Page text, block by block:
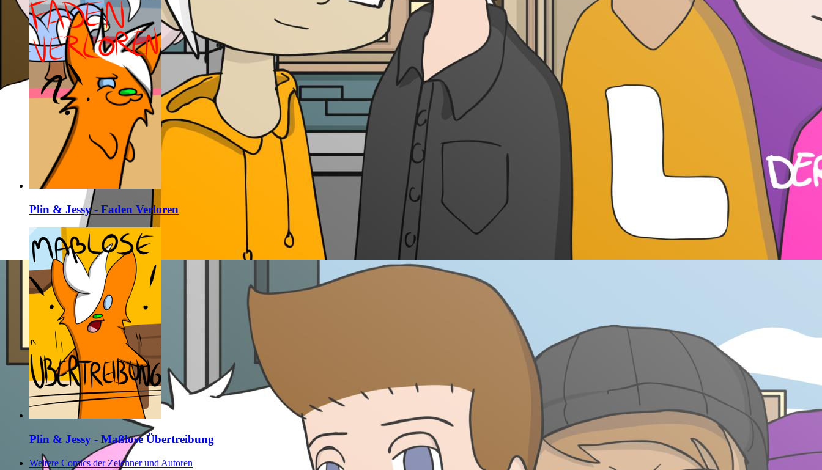
Plin & Jessy - Faden Verloren
Plin & Jessy - Maßlose Übertreibung
Weitere Comics der Zeichner und Autoren